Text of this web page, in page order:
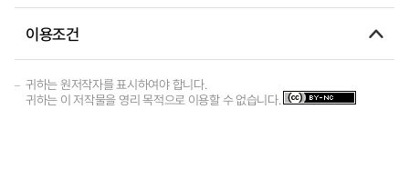
이용조건
귀하는 원저작자를 표시하여야 합니다.
귀하는 이 저작물을 영리 목적으로 이용할 수 없습니다.